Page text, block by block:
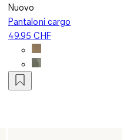
Nuovo
Pantaloni cargo
49.95 CHF